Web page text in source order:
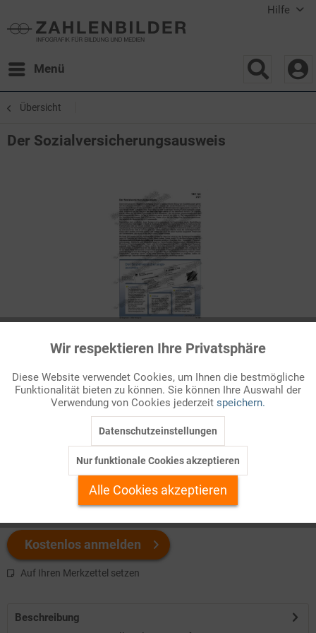
Hilfe
Menü
Übersicht
Der Sozialversicherungsausweis
Infografik Nr. 141720
ZAHLENBILD zum Sozialversicherungsnachweis. Jetzt
herunterladen!
Welchen Download brauchen Sie?
s/w-Version
Kostenlos anmelden
Auf Ihren Merkzettel setzen
Beschreibung
Funktionale Aktiv
Marketing Inaktiv
Personalisierung Inaktiv
Service
Wir respektieren Ihre Privatsphäre
Diese Website verwendet Cookies, um Ihnen die bestmögliche
Funktionalität bieten zu können. Sie können Ihre Auswahl der
Verwendung von Cookies jederzeit speichern.
Datenschutzeinstellungen
Nur funktionale Cookies akzeptieren
Alle Cookies akzeptieren